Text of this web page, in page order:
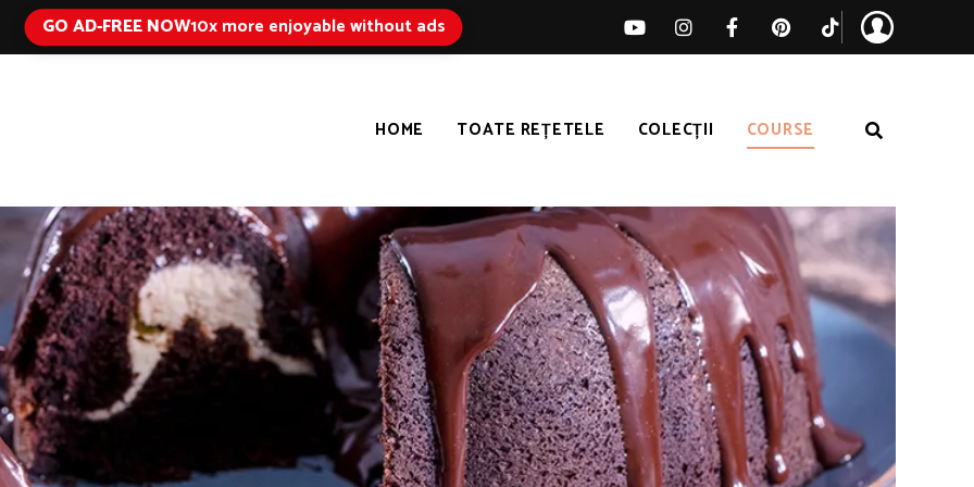
GO AD-FREE NOW10x more enjoyable without ads
HOME TOATE REȚETELE COLECȚII COURSE